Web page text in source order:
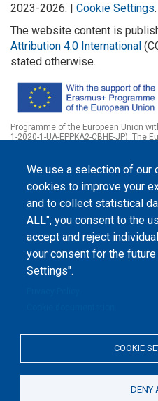
We use a selection of our
cookies to improve your
and to collect statistical
ALL", you consent to the
accept and reject
your consent for the
Settings".
COOKIE
DENY
2023-2026. | Cookie Settings.
The website content is
Attribution 4.0 International
stated otherwise.
Programme of the European Union
1-2020-1-UA-EPPKA2-CBHE-JP).
cannot be held responsible for any
information contained therein.